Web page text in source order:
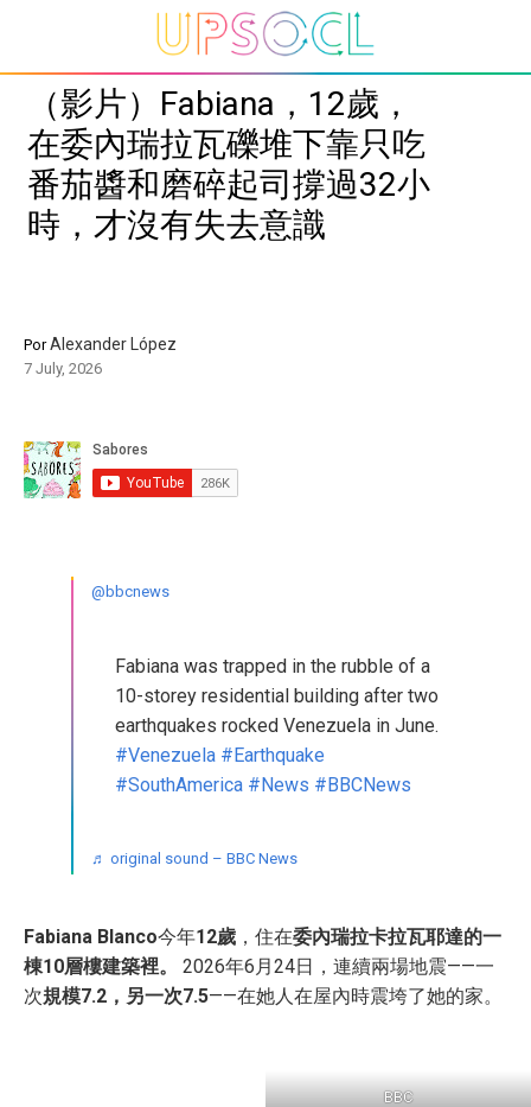
（影片）Fabiana，12歲，
在委內瑞拉瓦礫堆下靠只吃
番茄醬和磨碎起司撐過32小
時，才沒有失去意識
PorAlexander López
7 July, 2026
@bbcnews
Fabiana was trapped in the rubble of a
10-storey residential building after two
earthquakes rocked Venezuela in June.
#Venezuela #Earthquake
#SouthAmerica #News #BBCNews
♬ original sound – BBC News
Fabiana Blanco今年12歲 ，住在委內瑞拉卡拉瓦耶達的一
棟10層樓建築裡。
2026年6月24日，連續兩場地震——一
次規模7.2，另一次7.5——在她人在屋內時震垮了她的家。
BBC